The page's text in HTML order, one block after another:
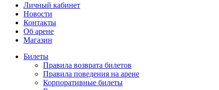
Личный кабинет
Новости
Контакты
Об арене
Магазин
Билеты
Правила возврата билетов
Правила поведения на арене
Корпоративные билеты